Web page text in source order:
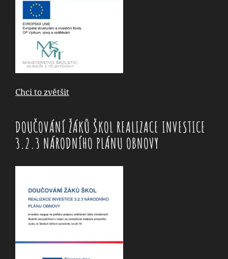
Chci to zvětšit
DOUČOVÁNÍ ŽÁKŮ ŠKOL REALIZACE INVESTICE
3.2.3 NÁRODNÍHO PLÁNU OBNOVY